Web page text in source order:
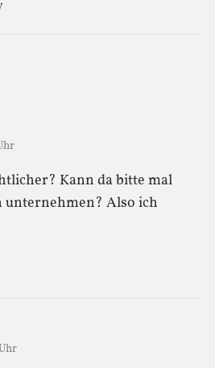
Kann da bitte mal
unternehmen? Also ich